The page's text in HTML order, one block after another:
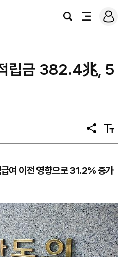
검
전
로
그
립금 382.4兆, 5
공
유
텍
스
기
여 이전 영향으로 31.2% 증가